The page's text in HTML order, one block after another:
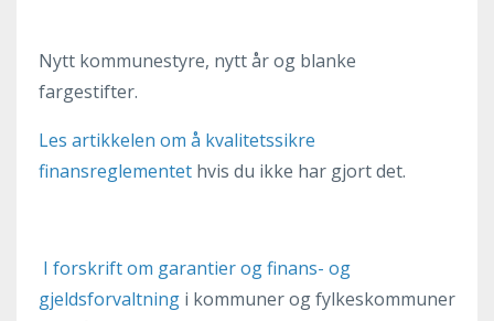
Nytt kommunestyre, nytt år og blanke
fargestifter.
Les artikkelen om å kvalitetssikre
finansreglementet hvis du ikke har gjort det.
I forskrift om garantier og finans- og
gjeldsforvaltning i kommuner og fylkeskommuner